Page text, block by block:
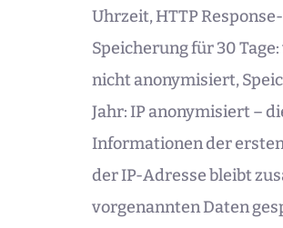
Uhrzeit, HTTP
Speicherung für 30
nicht anonymisiert,
Jahr: IP anonymisiert –
Informationen der
der IP-Adresse bleibt
vorgenannten Daten